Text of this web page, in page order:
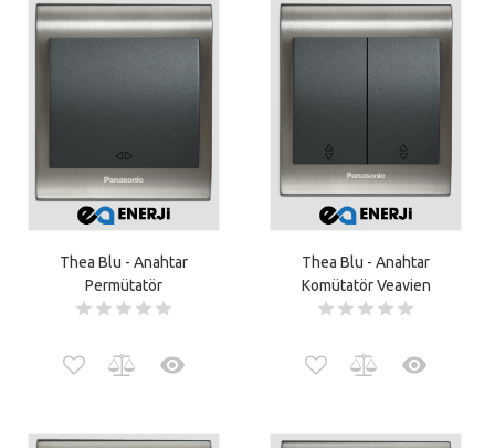
Thea Blu - Anahtar
Permütatör
Thea Blu - Anahtar
Komütatör Veavien